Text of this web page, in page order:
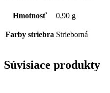
Hmotnosť 0,90 g
Farby striebra Strieborná
Súvisiace produkty